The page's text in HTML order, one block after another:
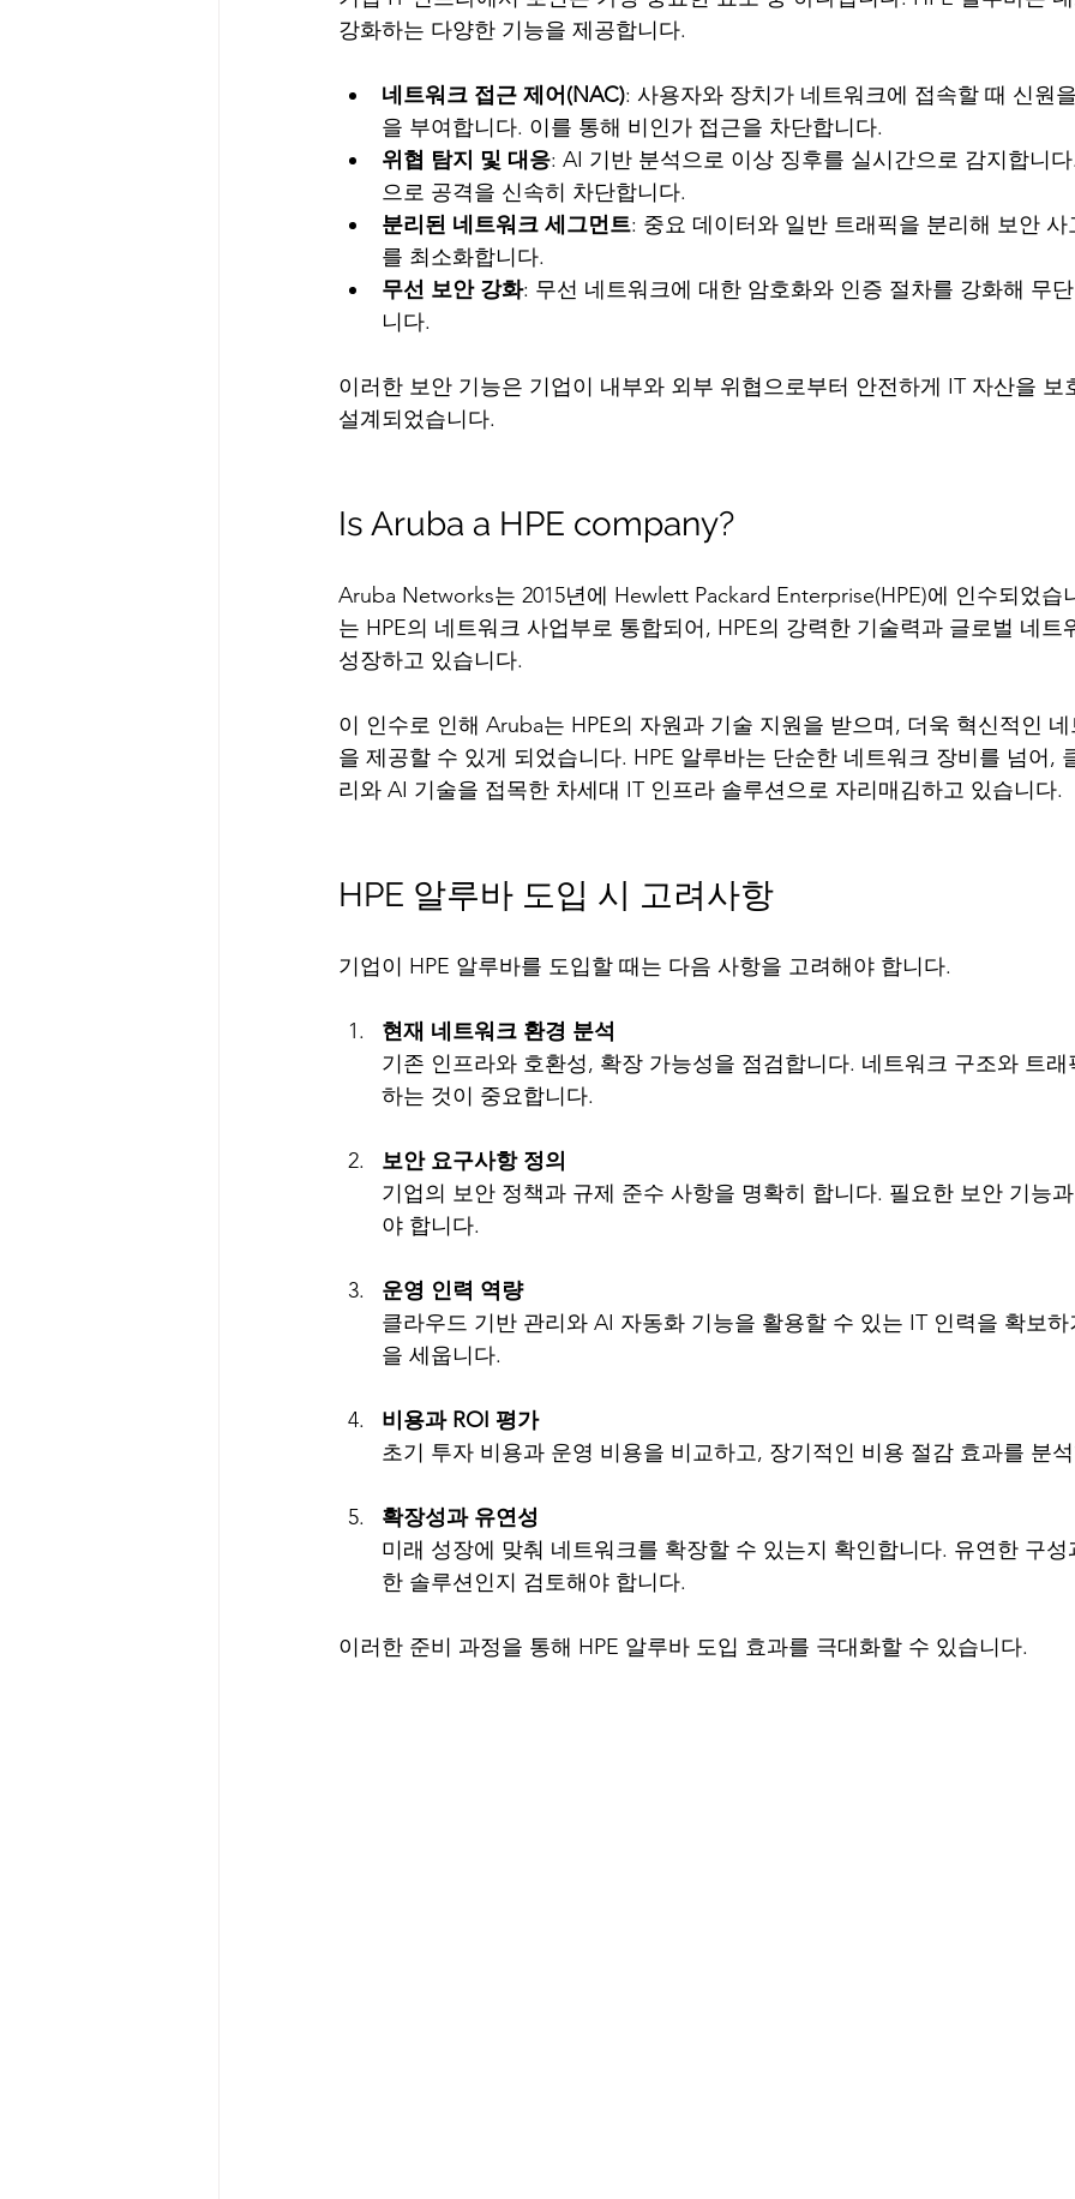
강화하는 다양한 기능을 제공합니다.
네트워크 접근 제어(NAC): 사용자와 장치가 네트워크에 접속할 때 신원
을 부여합니다. 이를 통해 비인가 접근을 차단합니다.
위협 탐지 및 대응: AI 기반 분석으로 이상 징후를 실시간으로 감지합니
으로 공격을 신속히 차단합니다.
분리된 네트워크 세그먼트: 중요 데이터와 일반 트래픽을 분리해 보안 사
를 최소화합니다.
무선 보안 강화: 무선 네트워크에 대한 암호화와 인증 절차를 강화해 무
니다.
이러한 보안 기능은 기업이 내부와 외부 위협으로부터 안전하게 IT 자산을 보
설계되었습니다.
Is Aruba a HPE company?
Aruba Networks는 2015년에 Hewlett Packard Enterprise(HPE)에 인수되었습
는 HPE의 네트워크 사업부로 통합되어, HPE의 강력한 기술력과 글로벌 네트
성장하고 있습니다.
이 인수로 인해 Aruba는 HPE의 자원과 기술 지원을 받으며, 더욱 혁신적인
을 제공할 수 있게 되었습니다. HPE 알루바는 단순한 네트워크 장비를 넘어,
리와 AI 기술을 접목한 차세대 IT 인프라 솔루션으로 자리매김하고 있습니다.
HPE 알루바 도입 시 고려사항
기업이 HPE 알루바를 도입할 때는 다음 사항을 고려해야 합니다.
현재 네트워크 환경 분석
기존 인프라와 호환성, 확장 가능성을 점검합니다. 네트워크 구조와 트
하는 것이 중요합니다.
보안 요구사항 정의
기업의 보안 정책과 규제 준수 사항을 명확히 합니다. 필요한 보안 기능
야 합니다.
운영 인력 역량
클라우드 기반 관리와 AI 자동화 기능을 활용할 수 있는 IT 인력을 확보하
을 세웁니다.
비용과 ROI 평가
초기 투자 비용과 운영 비용을 비교하고, 장기적인 비용 절감 효과를 분
확장성과 유연성
미래 성장에 맞춰 네트워크를 확장할 수 있는지 확인합니다. 유연한 구성
한 솔루션인지 검토해야 합니다.
이러한 준비 과정을 통해 HPE 알루바 도입 효과를 극대화할 수 있습니다.